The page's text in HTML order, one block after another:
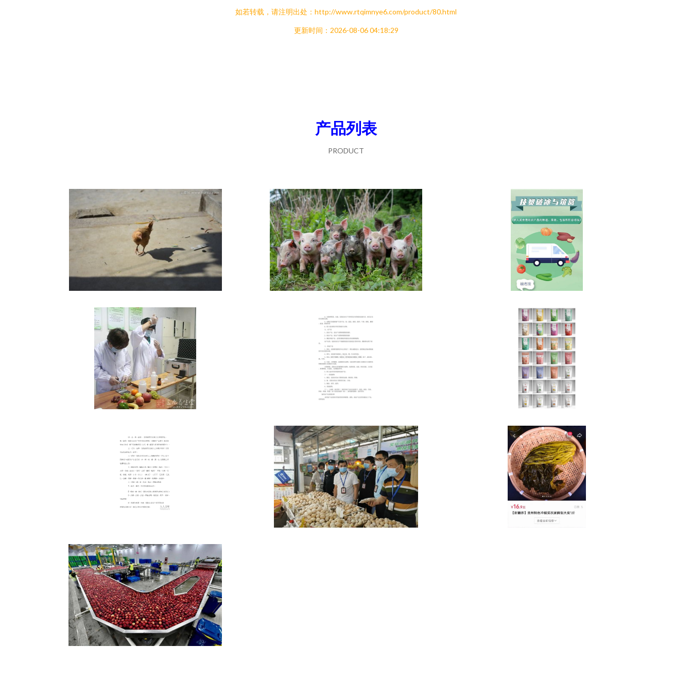
如若转载，请注明出处：http://www.rtqimnye6.com/product/80.html
更新时间：2026-08-06 04:18:29
产品列表
PRODUCT